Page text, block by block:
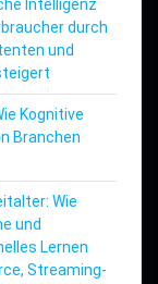
Intelligenz
durch
und
Kognitive
Branchen
Wie
und
Lernen
Streaming-